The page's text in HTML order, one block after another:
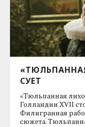
СУЕТ
«Тюльпанная
Голландии XVII
Филигранная
сюжета.